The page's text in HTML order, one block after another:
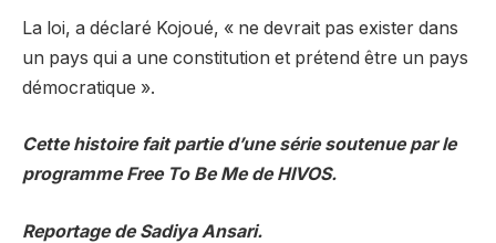
La loi, a déclaré Kojoué, « ne devrait pas exister dans
un pays qui a une constitution et prétend être un pays
démocratique ».
Cette histoire fait partie d’une série soutenue par le
programme Free To Be Me de HIVOS.
Reportage de Sadiya Ansari.